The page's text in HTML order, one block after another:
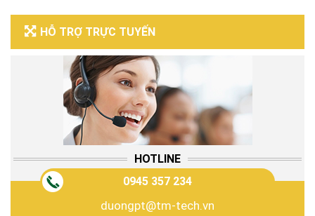
HỖ TRỢ TRỰC TUYẾN
HOTLINE
0945 357 234
duongpt@tm-tech.vn